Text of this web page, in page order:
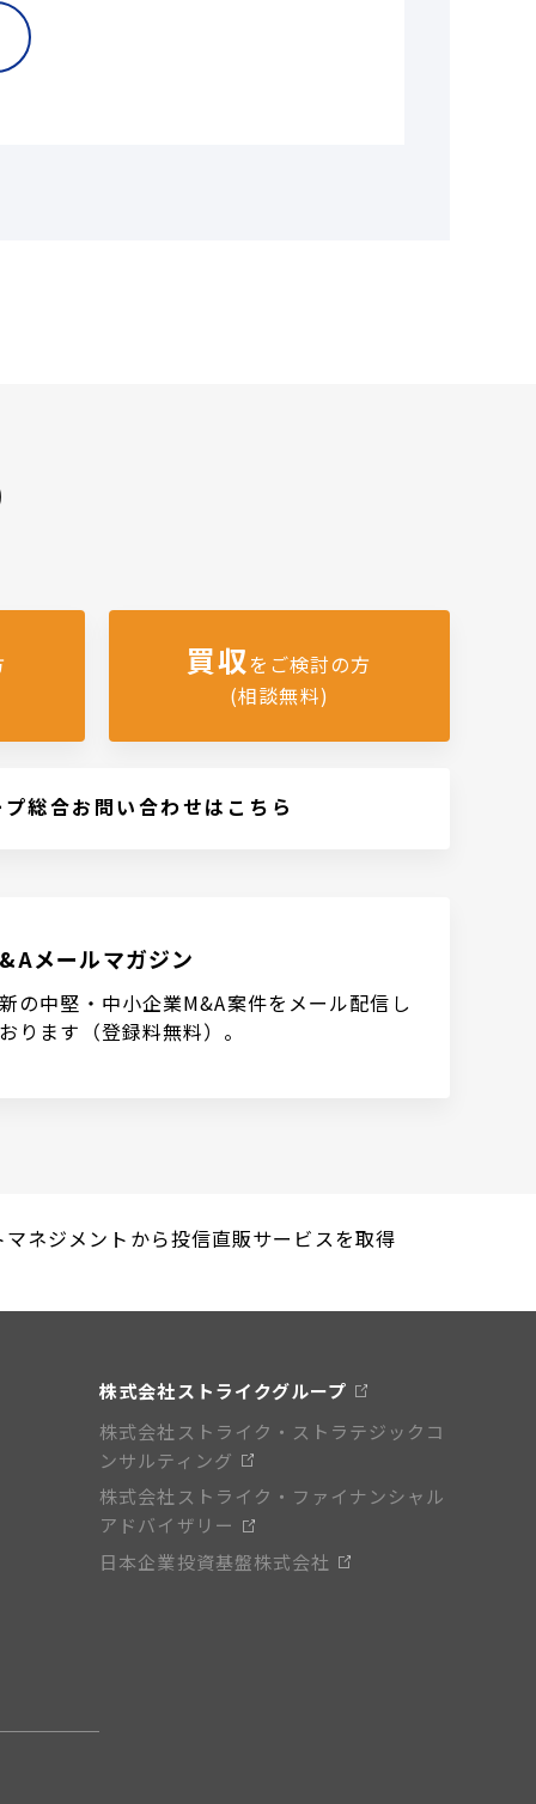
買収をご検討の方
(相談無料)
総合お問い合わせはこちら
メールマガジン
の中堅・中小企業M&A案件をメール配信し
ります（登録料無料）。
ネジメントから投信直販サービスを取得
株式会社ストライクグループ
株式会社ストライク・ストラテジックコ
ンサルティング
株式会社ストライク・ファイナンシャル
アドバイザリー
日本企業投資基盤株式会社